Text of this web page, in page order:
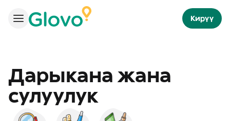
Кирүү
Дарыкана жана
сулуулук